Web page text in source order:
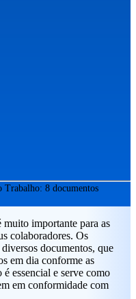
Trabalho: 8 documentos
muito importante para as
colaboradores. Os
documentos, que
em dia conforme as
essencial e serve como
em conformidade com